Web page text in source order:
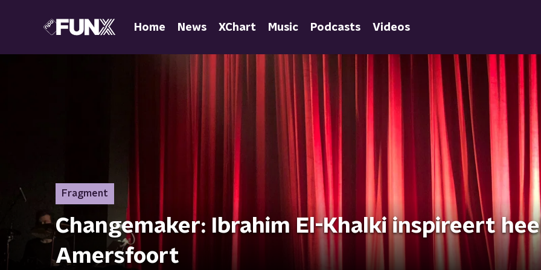
Home News XChart Music Podcasts Videos
Fragment
Changemaker: Ibrahim El-Khalki inspireert
Amersfoort